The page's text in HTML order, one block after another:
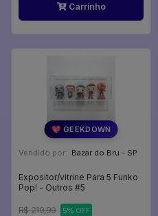
Carrinho
💖 GEEKDOWN
Vendido por: Bazar do Bru - SP
Expositor/vitrine Para 5 Funko
Pop! - Outros #5
R$ 219,99 5% OFF